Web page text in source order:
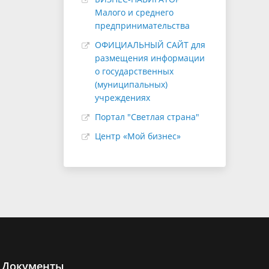
Малого и среднего
предпринимательства
ОФИЦИАЛЬНЫЙ САЙТ для
размещения информации
о государственных
(муниципальных)
учреждениях
Портал "Светлая страна"
Центр «Мой бизнес»
Документы